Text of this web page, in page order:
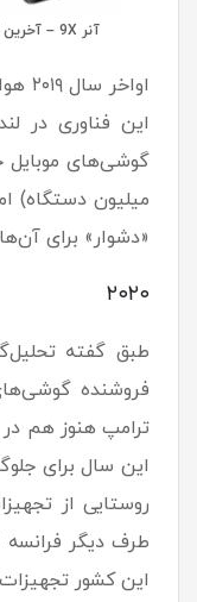
آنر 9X – آخرین گوشی برند هواوی (آنر) با خدمات گوگل
این فناوری در
میلیون دستگاه)
«دشوار» برای
۲۰۲۰
طبق گفته
ترامپ هنوز هم
این سال برای
روستایی از
طرف دیگر فرانسه
این کشور تجهیزات 5G نصب کند.